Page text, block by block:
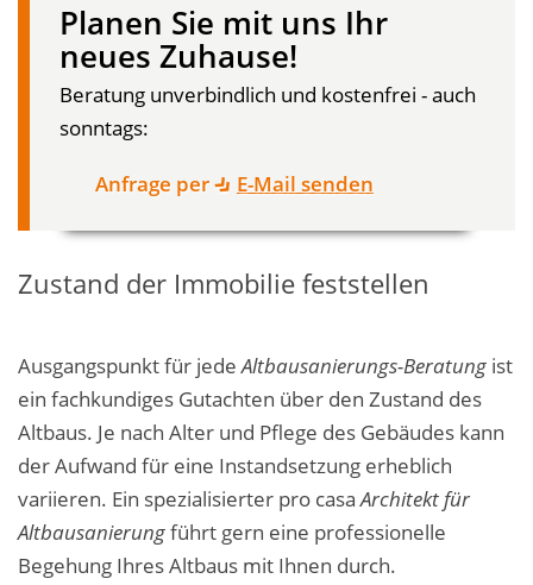
Planen Sie mit uns Ihr
neues Zuhause!
Beratung unverbindlich und kostenfrei - auch
sonntags:
Anfrage per E-Mail senden
Zustand der Immobilie feststellen
Ausgangspunkt für jedeAltbausanierungs-Beratung ist
ein fachkundiges Gutachten über den Zustand des
Altbaus. Je nach Alter und Pflege des Gebäudes kann
der Aufwand für eine Instandsetzung erheblich
variieren. Ein spezialisierter pro casa Architekt für
Altbausanierungführt gern eine professionelle
Begehung Ihres Altbaus mit Ihnen durch.